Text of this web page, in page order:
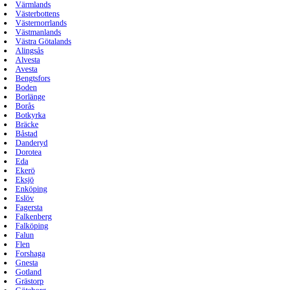
Värmlands
Västerbottens
Västernorrlands
Västmanlands
Västra Götalands
Alingsås
Alvesta
Avesta
Bengtsfors
Boden
Borlänge
Borås
Botkyrka
Bräcke
Båstad
Danderyd
Dorotea
Eda
Ekerö
Eksjö
Enköping
Eslöv
Fagersta
Falkenberg
Falköping
Falun
Flen
Forshaga
Gnesta
Gotland
Grästorp